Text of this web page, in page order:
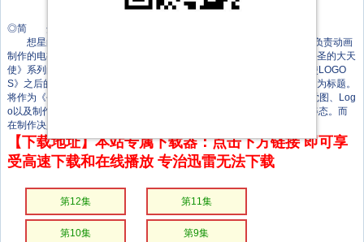
◎简 介
想星的大天使 Myth of Emotions》是由河森正治原作，SATELIGHT负责动画
制作的电视动画作品。它是《创圣的大天使 LOGOS》的续作，也是《创圣的大天
使》系列的第4季。《想星的大天使》是继2015年播出的《创圣的大天使LOGO
S》之后的系列最新作，该作以带有“情感神话”意味的“Myth of Emotions”为标题。
将作为《创圣的大天使（Aquarion）》系列的第4季开播。 该作的主视觉图、Log
o以及制作决定PV已公开。在视觉图中，描绘了全新的机械天使挥拳的姿态。而
在制作决定PV中，收录了该系列历代作品的影像信息。
【下载地址】本站专属下载器：点击下方链接 即可享
受高速下载和在线播放 专治迅雷无法下载
第12集 第11集
第10集 第9集